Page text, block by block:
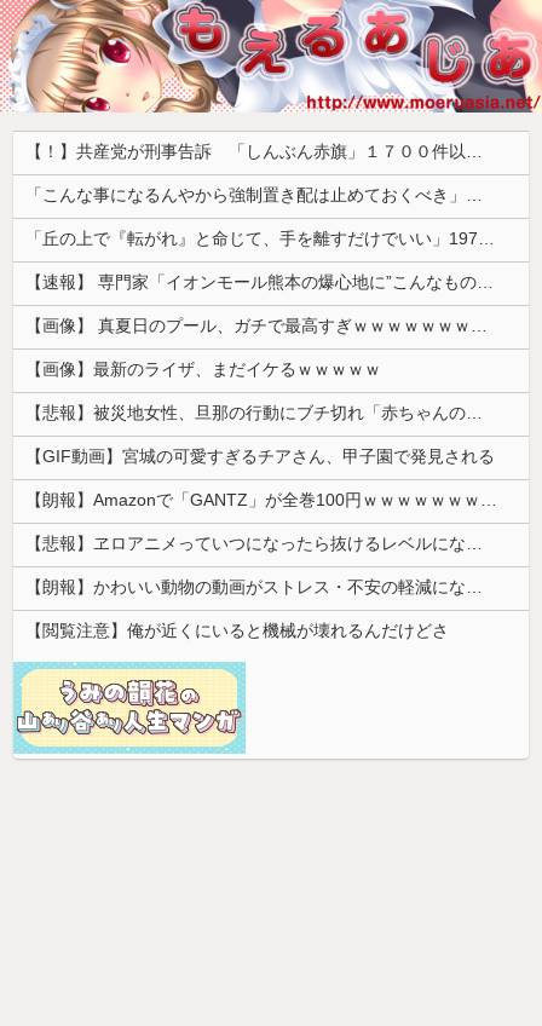
【！】共産党が刑事告訴 「しんぶん赤旗」１７００件以上の虚偽購読申し込み 「厳重な処罰を求める」
「こんな事になるんやから強制置き配は止めておくべき」とユーザーがドン引き、UberEatsが導入した強制置き配が起こしたのは……
「丘の上で『転がれ』と命じて、手を離すだけでいい」1975年、ただの石を箱に入れて売った男の話
【速報】 専門家「イオンモール熊本の爆心地に”こんなもの”があったんだけど…」
【画像】 真夏日のプール、ガチで最高すぎｗｗｗｗｗｗｗｗｗｗ
【画像】最新のライザ、まだイケるｗｗｗｗｗ
【悲報】被災地女性、旦那の行動にブチ切れ「赤ちゃんのミルクを勝手に別の女に譲った。離婚するつもりです」これ誰が悪いの？？？？
【GIF動画】宮城の可愛すぎるチアさん、甲子園で発見される
【朗報】Amazonで「GANTZ」が全巻100円ｗｗｗｗｗｗｗｗｗｗ
【悲報】ヱロアニメっていつになったら抜けるレベルになるんや？ｗｗｗｗｗ
【朗報】かわいい動物の動画がストレス・不安の軽減になる可能性。英大学の研究で実証
【閲覧注意】俺が近くにいると機械が壊れるんだけどさ